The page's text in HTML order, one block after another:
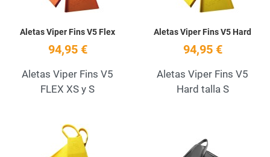
Aletas Viper Fins V5 Flex
94,95 €
Aletas Viper Fins V5
FLEX XS y S
Aletas Viper Fins V5 Hard
94,95 €
Aletas Viper Fins V5
Hard talla S